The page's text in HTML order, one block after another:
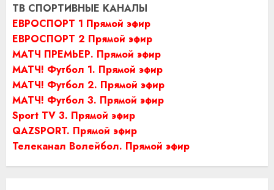
ТВ СПОРТИВНЫЕ КАНАЛЫ
ЕВРОСПОРТ 1 Прямой эфир
ЕВРОСПОРТ 2 Прямой эфир
МАТЧ ПРЕМЬЕР. Прямой эфир
МАТЧ! Футбол 1. Прямой эфир
МАТЧ! Футбол 2. Прямой эфир
МАТЧ! Футбол 3. Прямой эфир
Sport TV 3. Прямой эфир
QAZSPORT. Прямой эфир
Телеканал Волейбол. Прямой эфир